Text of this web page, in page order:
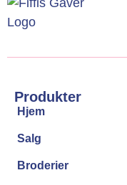
Produkter
Hjem
Salg
Broderier